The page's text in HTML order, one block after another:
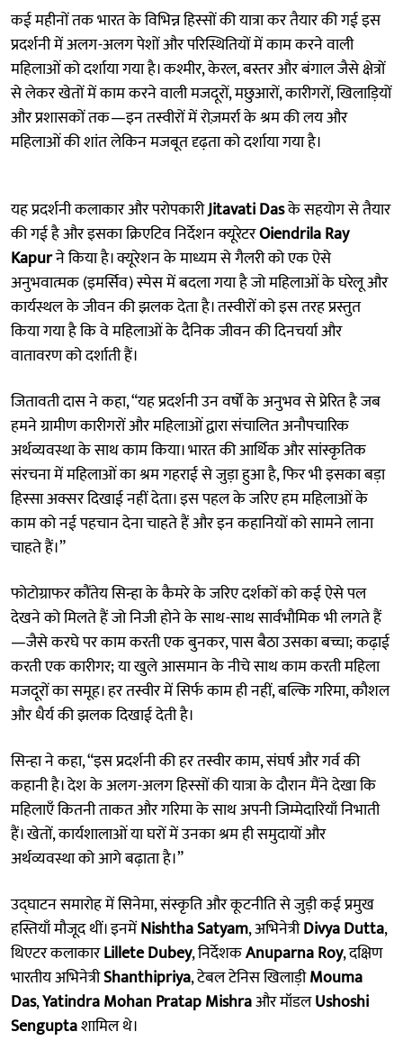
कई महीनों तक भारत के विभिन्न हिस्सों की यात्रा कर तैयार की गई इस
प्रदर्शनी में अलग-अलग पेशों और परिस्थितियों में काम करने वाली
महिलाओं को दर्शाया गया है। कश्मीर, केरल, बस्तर और बंगाल जैसे क्षेत्रों
से लेकर खेतों में काम करने वाली मजदूरों, मछुआरों, कारीगरों, खिलाड़ियों
और प्रशासकों तक—इन तस्वीरों में रोज़मर्रा के श्रम की लय और
महिलाओं की शांत लेकिन मजबूत दृढ़ता को दर्शाया गया है।
यह प्रदर्शनी कलाकार और परोपकारीJitavati Dasके सहयोग से तैयार
की गई है और इसका क्रिएटिव निर्देशन क्यूरेटरOiendrila Ray
Kapurने किया है। क्यूरेशन के माध्यम से गैलरी को एक ऐसे
अनुभवात्मक (इमर्सिव) स्पेस में बदला गया है जो महिलाओं के घरेलू और
कार्यस्थल के जीवन की झलक देता है। तस्वीरों को इस तरह प्रस्तुत
किया गया है कि वे महिलाओं के दैनिक जीवन की दिनचर्या और
वातावरण को दर्शाती हैं।
जितावती दास ने कहा, “यह प्रदर्शनी उन वर्षों के अनुभव से प्रेरित है जब
हमने ग्रामीण कारीगरों और महिलाओं द्वारा संचालित अनौपचारिक
अर्थव्यवस्था के साथ काम किया। भारत की आर्थिक और सांस्कृतिक
संरचना में महिलाओं का श्रम गहराई से जुड़ा हुआ है, फिर भी इसका बड़ा
हिस्सा अक्सर दिखाई नहीं देता। इस पहल के जरिए हम महिलाओं के
काम को नई पहचान देना चाहते हैं और इन कहानियों को सामने लाना
चाहते हैं।”
फोटोग्राफर कौंतेय सिन्हा के कैमरे के जरिए दर्शकों को कई ऐसे पल
देखने को मिलते हैं जो निजी होने के साथ-साथ सार्वभौमिक भी लगते हैं
—जैसे करघे पर काम करती एक बुनकर, पास बैठा उसका बच्चा; कढ़ाई
करती एक कारीगर; या खुले आसमान के नीचे साथ काम करती महिला
मजदूरों का समूह। हर तस्वीर में सिर्फ काम ही नहीं, बल्कि गरिमा, कौशल
और धैर्य की झलक दिखाई देती है।
सिन्हा ने कहा, “इस प्रदर्शनी की हर तस्वीर काम, संघर्ष और गर्व की
कहानी है। देश के अलग-अलग हिस्सों की यात्रा के दौरान मैंने देखा कि
महिलाएँ कितनी ताकत और गरिमा के साथ अपनी जिम्मेदारियाँ निभाती
हैं। खेतों, कार्यशालाओं या घरों में उनका श्रम ही समुदायों और
अर्थव्यवस्था को आगे बढ़ाता है।”
उद्घाटन समारोह में सिनेमा, संस्कृति और कूटनीति से जुड़ी कई प्रमुख
हस्तियाँ मौजूद थीं। इनमेंNishtha Satyam, अभिनेत्रीDivya Dutta,
थिएटर कलाकारLillete Dubey, निर्देशकAnuparna Roy, दक्षिण
भारतीय अभिनेत्रीShanthipriya, टेबल टेनिस खिलाड़ीMouma
Das,Yatindra Mohan Pratap Mishraऔर मॉडलUshoshi
Senguptaशामिल थे।